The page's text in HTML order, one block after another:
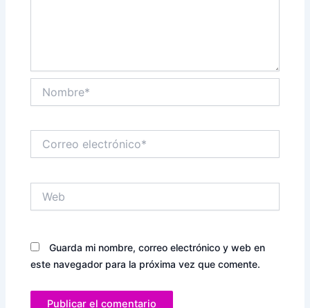
electrónico*
Guarda mi nombre, correo electrónico y web en
este navegador para la próxima vez que comente.